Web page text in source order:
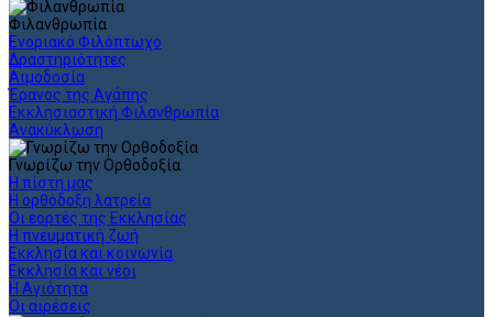
Φιλανθρωπία
Ενοριακό Φιλόπτωχο
Δραστηριότητες
Αιμοδοσία
Έρανος της Αγάπης
Εκκλησιαστική Φιλανθρωπία
Ανακύκλωση
Γνωρίζω την Ορθοδοξία
Η πίστη μας
Η ορθόδοξη λατρεία
Οι εορτές της Εκκλησίας
Η πνευματική ζωή
Εκκλησία και κοινωνία
Εκκλησία και νέοι
Η Αγιότητα
Οι αιρέσεις